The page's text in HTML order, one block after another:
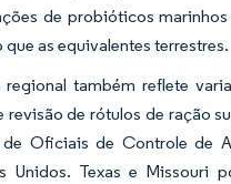
de probióticos
as equivalentes terrestres.
regional também reflete
revisão de rótulos de ração
de Oficiais de Controle de
Unidos. Texas e Missouri